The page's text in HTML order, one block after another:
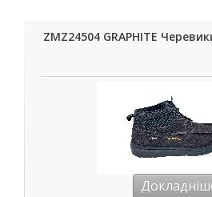
ZMZ24504 GRAPHITE